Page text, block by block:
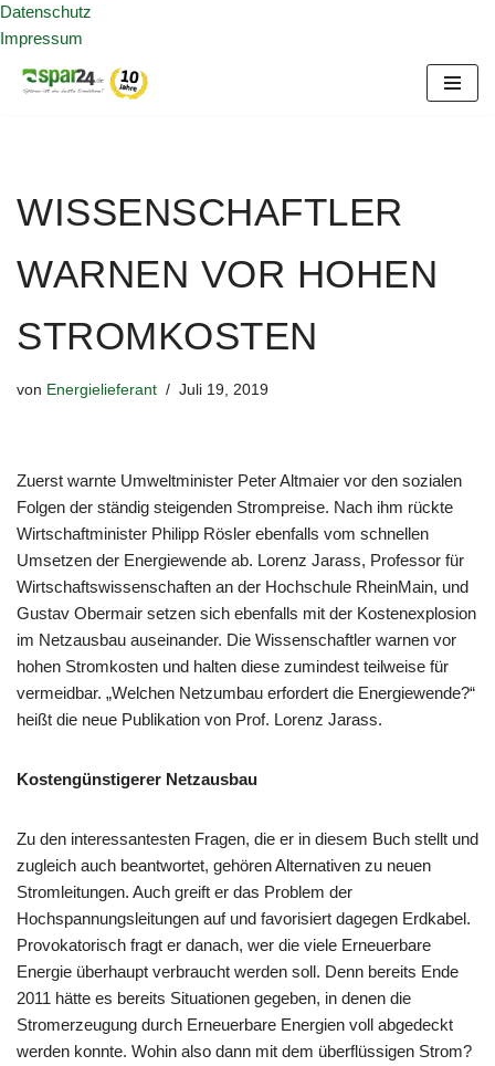
Datenschutz
Impressum
WISSENSCHAFTLER
WARNEN VOR HOHEN
STROMKOSTEN
von Energielieferant Juli 19, 2019
Zuerst warnte Umweltminister Peter Altmaier vor den sozialen
Folgen der ständig steigenden Strompreise. Nach ihm rückte
Wirtschaftminister Philipp Rösler ebenfalls vom schnellen
Umsetzen der Energiewende ab. Lorenz Jarass, Professor für
Wirtschaftswissenschaften an der Hochschule RheinMain, und
Gustav Obermair setzen sich ebenfalls mit der Kostenexplosion
im Netzausbau auseinander. Die Wissenschaftler warnen vor
hohen Stromkosten und halten diese zumindest teilweise für
vermeidbar. „Welchen Netzumbau erfordert die Energiewende?“
heißt die neue Publikation von Prof. Lorenz Jarass.
Kostengünstigerer Netzausbau
Zu den interessantesten Fragen, die er in diesem Buch stellt und
zugleich auch beantwortet, gehören Alternativen zu neuen
Stromleitungen. Auch greift er das Problem der
Hochspannungsleitungen auf und favorisiert dagegen Erdkabel.
Provokatorisch fragt er danach, wer die viele Erneuerbare
Energie überhaupt verbraucht werden soll. Denn bereits Ende
2011 hätte es bereits Situationen gegeben, in denen die
Stromerzeugung durch Erneuerbare Energien voll abgedeckt
werden konnte. Wohin also dann mit dem überflüssigen Strom?